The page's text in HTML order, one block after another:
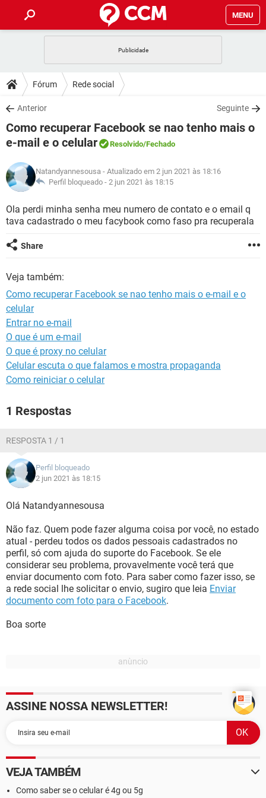
MENU
CELULAR
OUTLOOK
INSTAGRAM GMAIL
GUIA DE COMPRAS
DICAS
JOGOS
OUTLOOK
GUIA DE COMPRAS
DOWNLOADS
JOGOS WHATSAPP
CELULAR FACEBOOK
OUTLOOK EXCEL
INSTAGRAM
GUIA DE COMPRAS
FÓRUM
CELULAR FACEBOOK
INSTAGRAM GMAIL
GUIA DE COMPRAS
GLOSSÁRIO
JOGOS
CELULAR FACEBOOK
INSTAGRAM
Fórum Rede social
Anterior Seguinte
Como recuperar Facebook se nao tenho mais o
e-mail e o celular
Resolvido/Fechado
Natandyannesousa - Atualizado em 2 jun 2021 às 18:16
Perfil bloqueado - 2 jun 2021 às 18:15
Ola perdi minha senha meu numero de contato e o email q
tava cadastrado o meu facybook como faso pra recuperala
Share
Veja também:
Como recuperar Facebook se nao tenho mais o e-mail e o
celular
Entrar no e-mail
O que é um e-mail
O que é proxy no celular
Celular escuta o que falamos e mostra propaganda
Como reiniciar o celular
1 Respostas
RESPOSTA 1 / 1
Perfil bloqueado
2 jun 2021 às 18:15
Olá Natandyannesousa
Não faz. Quem pode fazer alguma coisa por você, no estado
atual - perdeu todos os dados pessoais cadastrados no
perfil, só com ajuda do suporte do Facebook. Se ele
considerar seu problema, provavelmente você terá que
enviar documento com foto. Para saber como fazer isso, se
a rede social lhe solicitar o envio, sugiro que leia Enviar
documento com foto para o Facebook.
Boa sorte
ASSINE NOSSA NEWSLETTER!
VEJA TAMBÉM
Como saber se o celular é 4g ou 5g